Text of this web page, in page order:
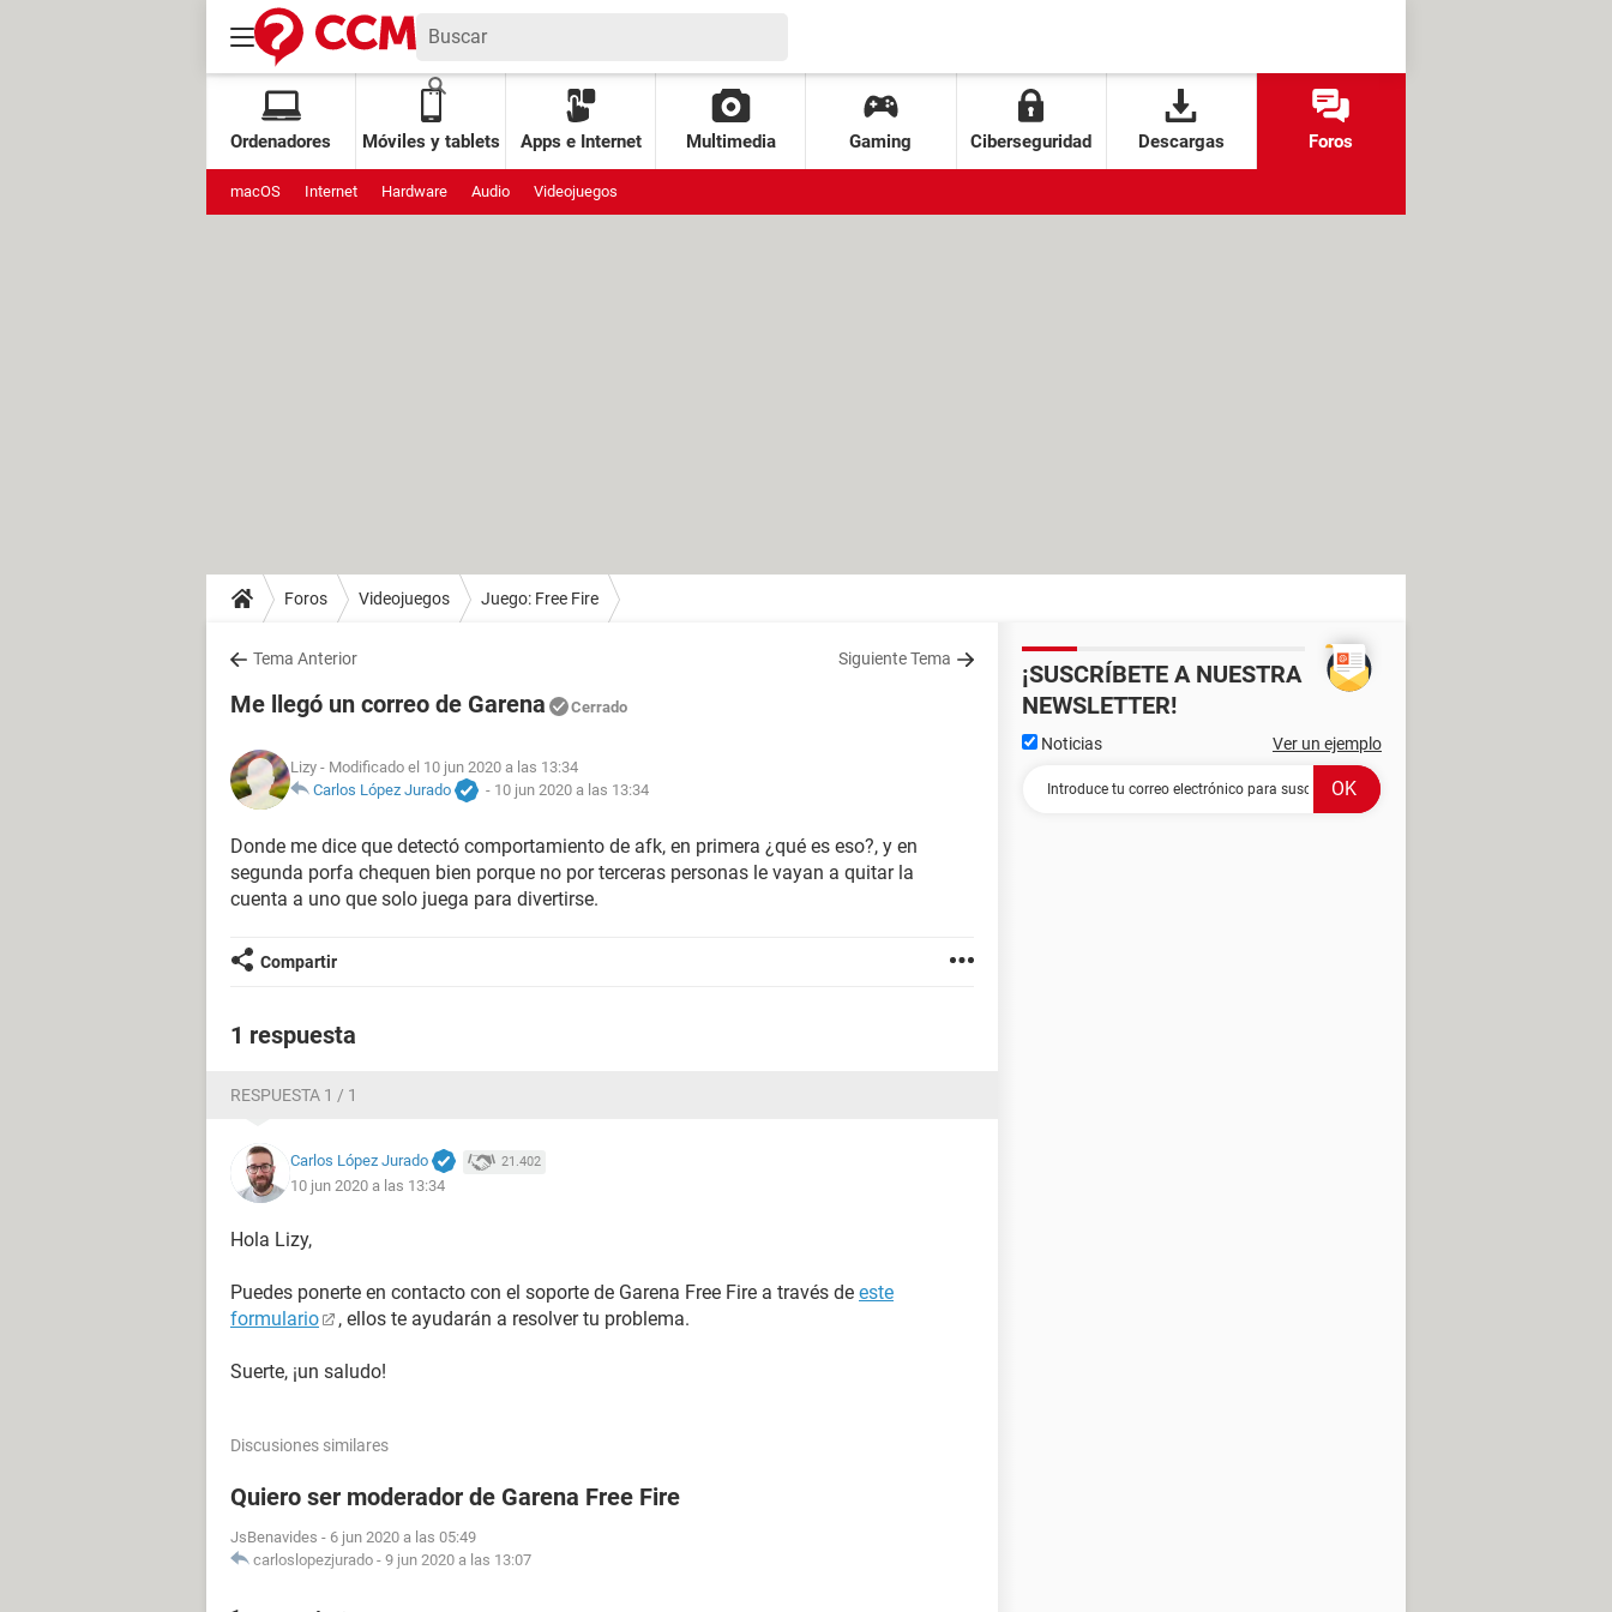
Ordenadores Móviles y tablets Apps e Internet Multimedia Gaming Ciberseguridad Descargas Foros
macOS Internet Hardware Audio Videojuegos
Foros Videojuegos Juego: Free Fire
Tema Anterior Siguiente Tema
Me llegó un correo de Garena Cerrado
Lizy - Modificado el 10 jun 2020 a las 13:34
Carlos López Jurado
- 10 jun 2020 a las 13:34
Donde me dice que detectó comportamiento de afk, en primera ¿qué es eso?, y en
segunda porfa chequen bien porque no por terceras personas le vayan a quitar la
cuenta a uno que solo juega para divertirse.
Compartir
1 respuesta
RESPUESTA 1 / 1
Carlos López Jurado 21.402
10 jun 2020 a las 13:34
Hola Lizy,
Puedes ponerte en contacto con el soporte de Garena Free Fire a través de este
formulario
, ellos te ayudarán a resolver tu problema.
Suerte, ¡un saludo!
Discusiones similares
Quiero ser moderador de Garena Free Fire
JsBenavides - 6 jun 2020 a las 05:49
carloslopezjurado - 9 jun 2020 a las 13:07
¡SUSCRÍBETE A NUESTRA
NEWSLETTER!
Noticias Ver un ejemplo